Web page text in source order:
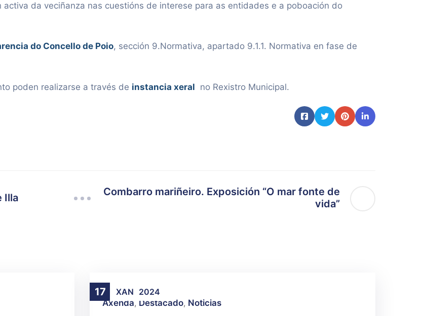
da veciñanza nas cuestións de interese para as entidades e a poboación do
do Concello de Poio, sección 9.Normativa, apartado 9.1.1. Normativa en fase de
poden realizarse a través de instancia xeral no Rexistro Municipal.
Illa
Combarro mariñeiro. Exposición “O mar fonte de
vida”
17 XAN 2024
Axenda, Destacado, Noticias